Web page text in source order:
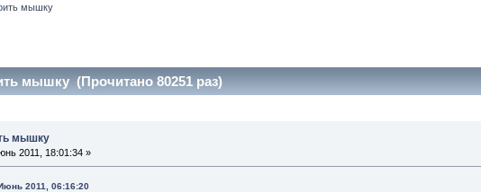
мышку
мышку (Прочитано 80251 раз)
мышку
2011, 18:01:34 »
2011, 06:16:20